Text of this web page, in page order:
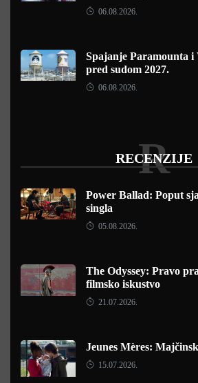
06.08.2026.
Spajanje Paramounta i
pred sudom 2027.
06.08.2026.
RECENZIJE
R
Power Ballad: Poput
singla
05.08.2026.
The Odyssey: Pravo
filmsko iskustvo
21.07.2026.
Jeunes Mères:
15.07.2026.